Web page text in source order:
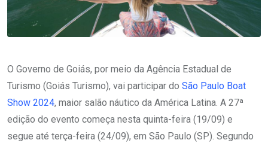
O Governo de Goiás, por meio da Agência Estadual de
Turismo (Goiás Turismo), vai participar do São Paulo Boat
Show 2024, maior salão náutico da América Latina. A 27ª
edição do evento começa nesta quinta-feira (19/09) e
segue até terça-feira (24/09), em São Paulo (SP). Segundo